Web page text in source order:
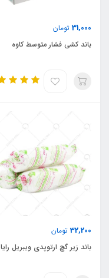
31,000 تومان
باند کشی فشار متوسط کاوه
32,200 تومان
باند زیر گچ ارتوپدی ویبریل رایا